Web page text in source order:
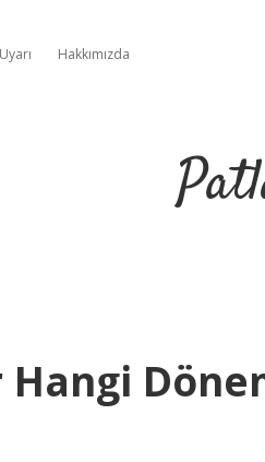
Hakkımızda